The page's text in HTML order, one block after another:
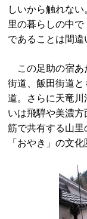
しいから触れな
里の暮らしの中
であることは間違
この足助の宿あ
街道、飯田街道
道。さらに天竜
いは飛騨や美濃方
筋で共有する山
「おやき」の文化